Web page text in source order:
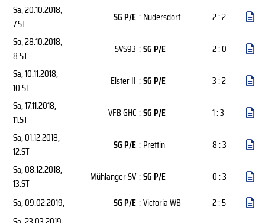
Sa, 20.10.2018,
7.ST
SG P/E : Nudersdorf
2 : 2
So, 28.10.2018,
8.ST
SVS93 :SG P/E
2 : 0
Sa, 10.11.2018,
10.ST
Elster II :SG P/E
3 : 2
Sa, 17.11.2018,
11.ST
VFB GHC :SG P/E
1 : 3
Sa, 01.12.2018,
12.ST
SG P/E : Prettin
8 : 3
Sa, 08.12.2018,
13.ST
Mühlanger SV :SG P/E
0 : 3
Sa, 09.02.2019, SG P/E :Victoria WB
2 : 5